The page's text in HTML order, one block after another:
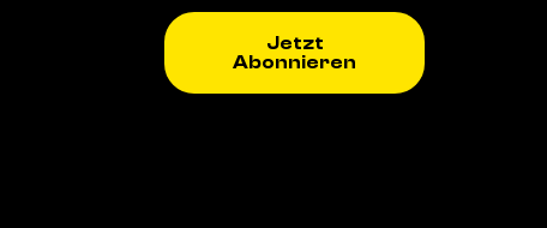
Jetzt
Abonnieren